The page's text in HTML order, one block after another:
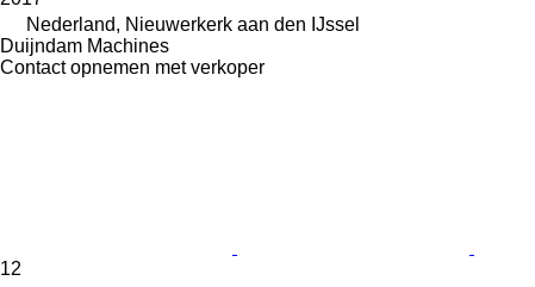
Nederland, Nieuwerkerk aan den IJssel
Duijndam Machines
Contact opnemen met verkoper
12